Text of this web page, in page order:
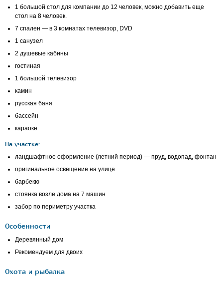
1 большой стол для компании до 12 человек, можно добавить еще
стол на 8 человек.
7 спален — в 3 комнатах телевизор, DVD
1 санузел
2 душевые кабины
гостиная
1 большой телевизор
камин
русская баня
бассейн
караоке
На участке:
ландшафтное оформление (летний период) — пруд, водопад, фонтан
оригинальное освещение на улице
барбекю
стоянка возле дома на 7 машин
забор по периметру участка
Особенности
Деревянный дом
Рекомендуем для двоих
Охота и рыбалка